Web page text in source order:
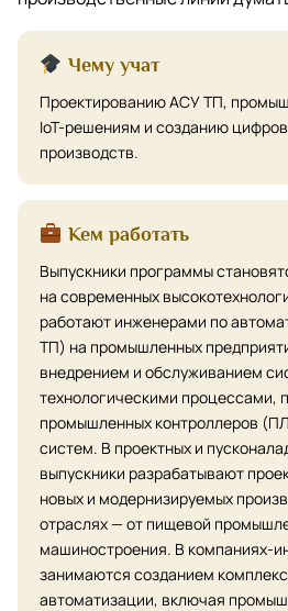
Чему учат
Проектированию АСУ ТП,
IoT-решениям и созданию
производств.
Кем работать
Выпускники программы
на современных
работают инженерами по
ТП) на промышленных
внедрением и обслуживанием
технологическими процессами,
промышленных контроллеров
систем. В проектных и
выпускники разрабатывают
новых и модернизируемых
отраслях — от пищевой
машиностроения. В компаниях-
занимаются созданием
автоматизации, включая